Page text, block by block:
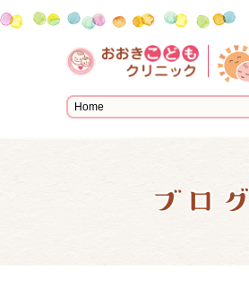
ブログ